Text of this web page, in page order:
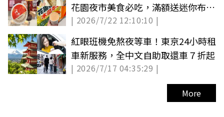
花園夜市美食必吃，滿額送迷你布丁
燈
| 2026/7/22 12:10:10 |
紅眼班機免熬夜等車！東京24小時租
車新服務，全中文自助取還車７折起
| 2026/7/17 04:35:29 |
More